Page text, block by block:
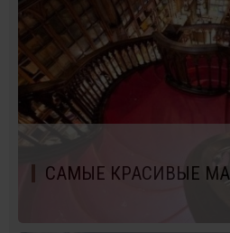
САМЫЕ КРАСИВЫЕ